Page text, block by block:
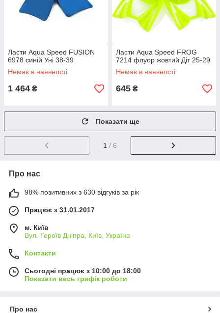
Ласти Aqua Speed FUSION
6978 синій Уні 38-39
Немає в наявності
1 464 ₴
Ласти Aqua Speed ​​FROG
7214 флуор жовтий Діт 25-29
Немає в наявності
645 ₴
Показати ще
1 / 6
Про нас
98% позитивних з 630 відгуків за рік
Працює з 31.01.2017
м. Київ
Вул. Героїв Дніпра, Київ, Україна
Контакти
Сьогодні працює з 10:00 до 18:00
Показати весь графік роботи
Про нас